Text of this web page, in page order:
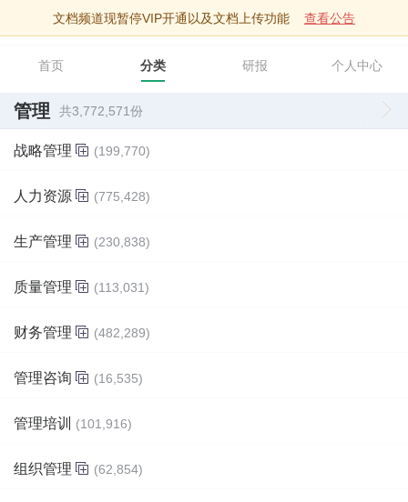
文档频道现暂停VIP开通以及文档上传功能 查看公告
智库文档
首页 分类 研报 个人中心
管理 共3,772,571份
战略管理 (199,770)
人力资源 (775,428)
生产管理 (230,838)
质量管理 (113,031)
财务管理 (482,289)
管理咨询 (16,535)
管理培训 (101,916)
组织管理 (62,854)